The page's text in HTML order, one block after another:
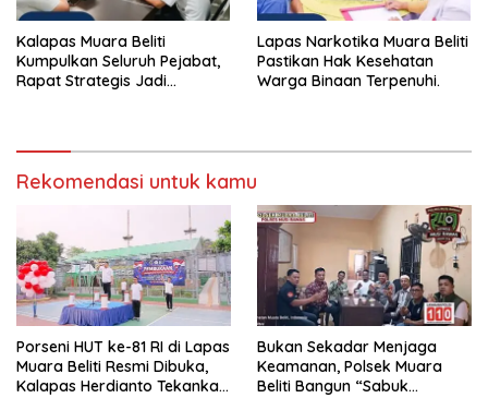
Kalapas Muara Beliti
Kumpulkan Seluruh Pejabat,
Rapat Strategis Jadi
Lapas Narkotika Muara Beliti
Pastikan Hak Kesehatan
Warga Binaan Terpenuhi.
Rekomendasi untuk kamu
Porseni HUT ke-81 RI di Lapas
Muara Beliti Resmi Dibuka,
Kalapas Herdianto Tekankan
Bukan Sekadar Menjaga
Keamanan, Polsek Muara
Beliti Bangun “Sabuk